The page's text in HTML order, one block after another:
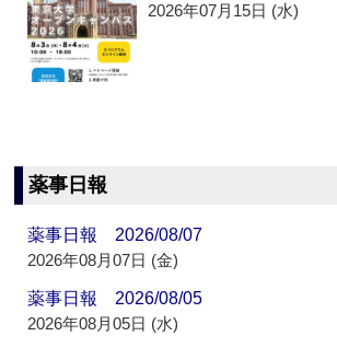
2026年07月15日 (水)
薬事日報
薬事日報 2026/08/07
2026年08月07日 (金)
薬事日報 2026/08/05
2026年08月05日 (水)